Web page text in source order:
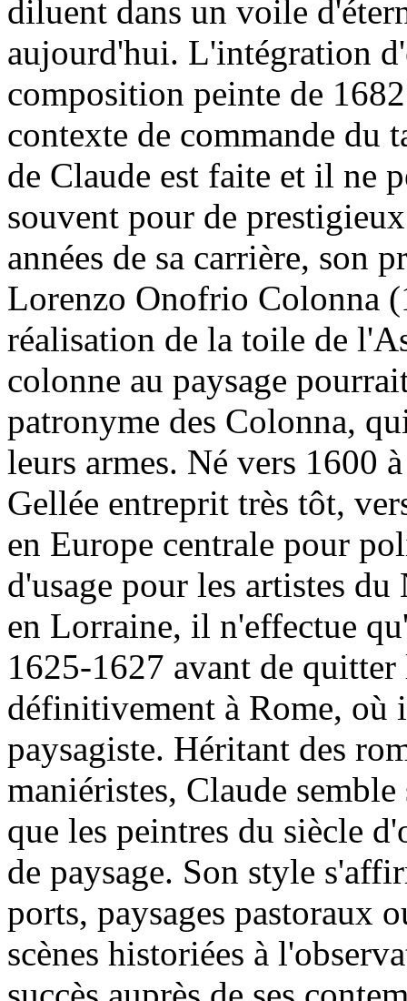
diluent dans un voile
aujourd'hui. L'intégration
composition peinte de
contexte de commande du
de Claude est faite et il ne
souvent pour de
années de sa carrière, son
Lorenzo Onofrio Colonna
réalisation de la toile de
colonne au paysage
patronyme des Colonna,
leurs armes. Né vers 1600
Gellée entreprit très tôt,
en Europe centrale pour
d'usage pour les artistes
en Lorraine, il n'effectue
1625-1627 avant de
définitivement à Rome, où
paysagiste. Héritant des
maniéristes, Claude
que les peintres du siècle
de paysage. Son style
ports, paysages pastoraux
scènes historiées à